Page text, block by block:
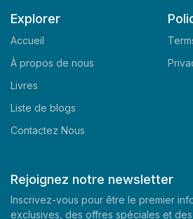
Explorer
Accueil
À propos de nous
Livres
Liste de blogs
Contactez Nous
Rejoignez notre newsletter
Inscrivez-vous pour être le premier
exclusives, des offres spéciales et